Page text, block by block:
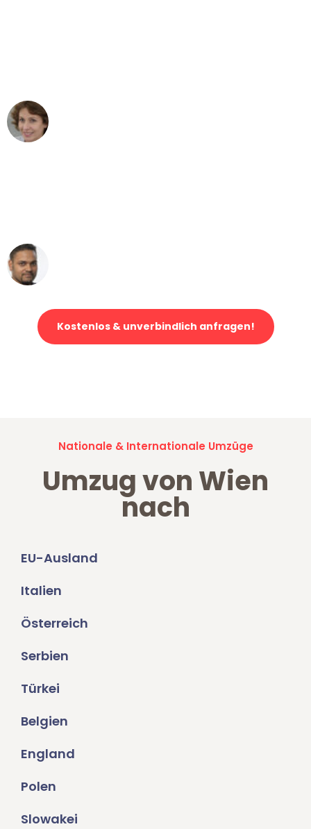
Kostenlos & unverbindlich anfragen!
Nationale & Internationale Umzüge
Umzug von Wien
nach
EU-Ausland
Italien
Österreich
Serbien
Türkei
Belgien
England
Polen
Slowakei